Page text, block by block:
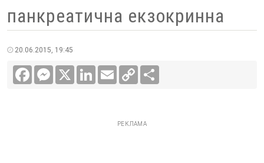
панкреатична екзокринна
20.06.2015, 19:45
FacebookMessenger LinkedInEmail
Copy
Link
РЕКЛАМА